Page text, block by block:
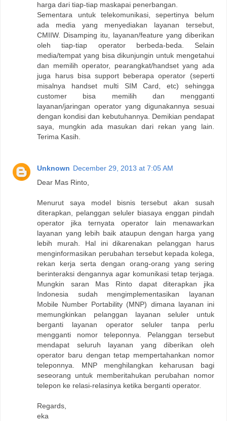
harga dari tiap-tiap maskapai penerbangan.
Sementara untuk telekomunikasi, sepertinya belum
ada media yang menyediakan layanan tersebut,
CMIIW. Disamping itu, layanan/feature yang diberikan
oleh tiap-tiap operator berbeda-beda. Selain
media/tempat yang bisa dikunjungin untuk mengetahui
dan memilih operator, pearangkat/handset yang ada
juga harus bisa support beberapa operator (seperti
misalnya handset multi SIM Card, etc) sehingga
customer bisa memilih dan mengganti
layanan/jaringan operator yang digunakannya sesuai
dengan kondisi dan kebutuhannya. Demikian pendapat
saya, mungkin ada masukan dari rekan yang lain.
Terima Kasih.
Unknown December 29, 2013 at 7:05 AM
Dear Mas Rinto,
Menurut saya model bisnis tersebut akan susah
diterapkan, pelanggan seluler biasaya enggan pindah
operator jika ternyata operator lain menawarkan
layanan yang lebih baik ataupun dengan harga yang
lebih murah. Hal ini dikarenakan pelanggan harus
menginformasikan perubahan tersebut kepada kolega,
rekan kerja serta dengan orang-orang yang sering
berinteraksi dengannya agar komunikasi tetap terjaga.
Mungkin saran Mas Rinto dapat diterapkan jika
Indonesia sudah mengimplementasikan layanan
Mobile Number Portability (MNP) dimana layanan ini
memungkinkan pelanggan layanan seluler untuk
berganti layanan operator seluler tanpa perlu
mengganti nomor teleponnya. Pelanggan tersebut
mendapat seluruh layanan yang diberikan oleh
operator baru dengan tetap mempertahankan nomor
teleponnya. MNP menghilangkan keharusan bagi
seseorang untuk memberitahukan perubahan nomor
telepon ke relasi-relasinya ketika berganti operator.
Regards,
eka